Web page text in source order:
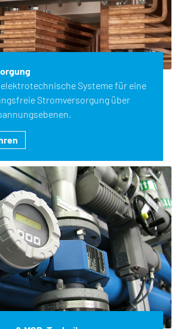
Systeme für eine
Stromversorgung über